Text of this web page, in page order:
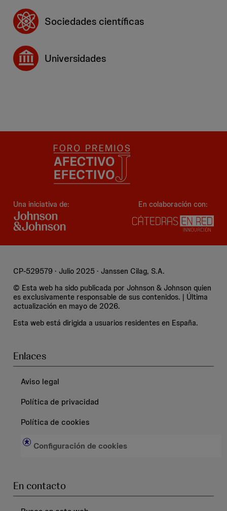
Sociedades científicas
Universidades
Una iniciativa de: En colaboración con:
CP-529579 · Julio 2025 · Janssen Cilag, S.A.
© Esta web ha sido publicada por Johnson & Johnson quien
es exclusivamente responsable de sus contenidos. | Última
actualización en mayo de 2026.
Esta web está dirigida a usuarios residentes en España.
Enlaces
Aviso legal
Política de privacidad
Política de cookies
Configuración de cookies
En contacto